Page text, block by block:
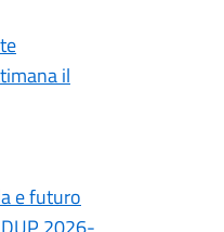
il
e futuro